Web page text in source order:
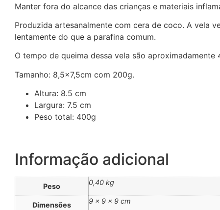
Manter fora do alcance das crianças e materiais
Produzida artesanalmente com cera de coco. A vela
lentamente do que a parafina comum.
O tempo de queima dessa vela são aproximadamente
Tamanho: 8,5×7,5cm com 200g.
Altura: 8.5 cm
Largura: 7.5 cm
Peso total: 400g
Informação adicional
Peso 0,40 kg
Dimensões 9 × 9 × 9 cm